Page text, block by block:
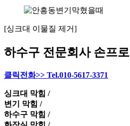
[싱크대 이물질 제거]
하수구 전문회사 손프로
클릭전화>> Tel.010-5617-3371
싱크대 막힘 /
변기 막힘 /
하수구 막힘 /